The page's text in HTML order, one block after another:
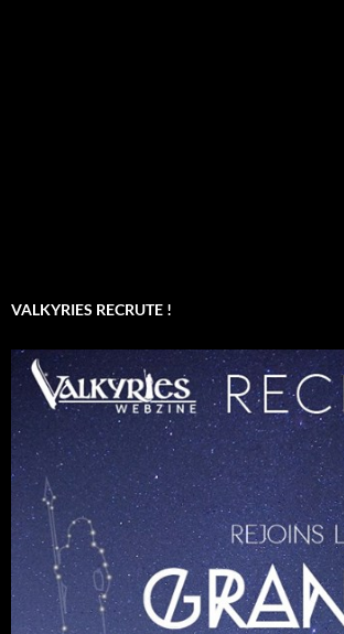
VALKYRIES RECRUTE !